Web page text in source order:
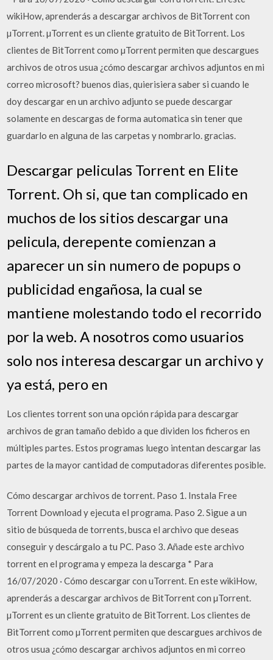
wikiHow, aprenderás a descargar archivos de BitTorrent con
µTorrent. µTorrent es un cliente gratuito de BitTorrent. Los
clientes de BitTorrent como µTorrent permiten que descargues
archivos de otros usua ¿cómo descargar archivos adjuntos en mi
correo microsoft? buenos dias, quierisiera saber si cuando le
doy descargar en un archivo adjunto se puede descargar
solamente en descargas de forma automatica sin tener que
guardarlo en alguna de las carpetas y nombrarlo. gracias.
Descargar peliculas Torrent en Elite
Torrent. Oh si, que tan complicado en
muchos de los sitios descargar una
pelicula, derepente comienzan a
aparecer un sin numero de popups o
publicidad engañosa, la cual se
mantiene molestando todo el recorrido
por la web. A nosotros como usuarios
solo nos interesa descargar un archivo y
ya está, pero en
Los clientes torrent son una opción rápida para descargar
archivos de gran tamaño debido a que dividen los ficheros en
múltiples partes. Estos programas luego intentan descargar las
partes de la mayor cantidad de computadoras diferentes posible.
Cómo descargar archivos de torrent. Paso 1. Instala Free
Torrent Download y ejecuta el programa. Paso 2. Sigue a un
sitio de búsqueda de torrents, busca el archivo que deseas
conseguir y descárgalo a tu PC. Paso 3. Añade este archivo
torrent en el programa y empeza la descarga * Para
16/07/2020 · Cómo descargar con uTorrent. En este wikiHow,
aprenderás a descargar archivos de BitTorrent con µTorrent.
µTorrent es un cliente gratuito de BitTorrent. Los clientes de
BitTorrent como µTorrent permiten que descargues archivos de
otros usua ¿cómo descargar archivos adjuntos en mi correo